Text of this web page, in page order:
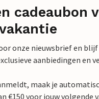
cadeaubon
onze nieuwsbrief en blijf
aanbiedingen en
maak je
€150 voor jouw volgende